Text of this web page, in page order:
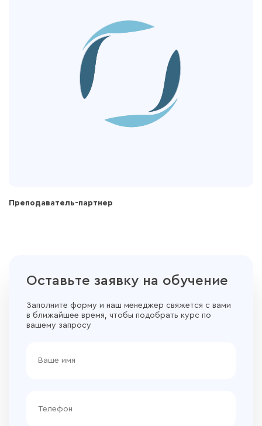
Преподаватель-партнер
Оставьте заявку на обучение
Заполните форму и наш менеджер свяжется с вами
в ближайшее время, чтобы подобрать курс по
вашему запросу